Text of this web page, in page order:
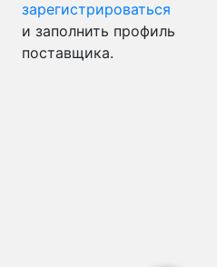
зарегистрироваться
и заполнить профиль
поставщика.